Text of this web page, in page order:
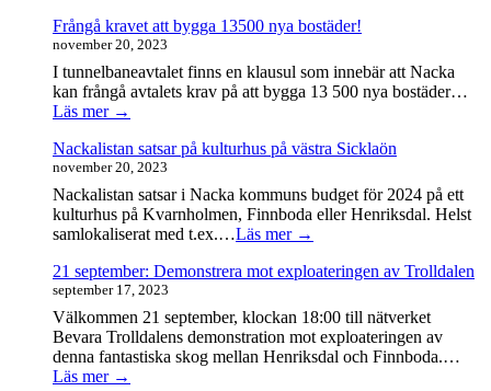
Frångå kravet att bygga 13500 nya bostäder!
november 20, 2023
I tunnelbaneavtalet finns en klausul som innebär att Nacka
kan frångå avtalets krav på att bygga 13 500 nya bostäder…
Läs mer →
Nackalistan satsar på kulturhus på västra Sicklaön
november 20, 2023
Nackalistan satsar i Nacka kommuns budget för 2024 på ett
kulturhus på Kvarnholmen, Finnboda eller Henriksdal. Helst
samlokaliserat med t.ex.…Läs mer →
21 september: Demonstrera mot exploateringen av Trolldalen
september 17, 2023
Välkommen 21 september, klockan 18:00 till nätverket
Bevara Trolldalens demonstration mot exploateringen av
denna fantastiska skog mellan Henriksdal och Finnboda.…
Läs mer →